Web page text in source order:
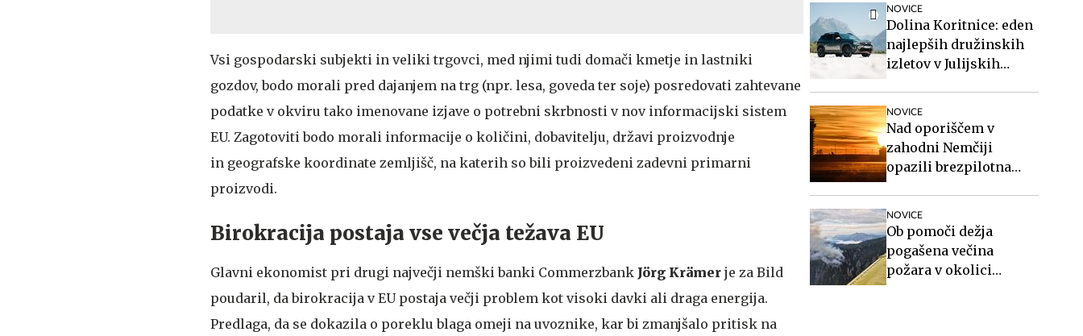
Vsi gospodarski subjekti in veliki trgovci, med njimi tudi domači kmetje in lastniki
gozdov, bodo morali pred dajanjem na trg (npr. lesa, goveda ter soje) posredovati zahtevane
podatke v okviru tako imenovane izjave o potrebni skrbnosti v nov informacijski sistem
EU. Zagotoviti bodo morali informacije o količini, dobavitelju, državi proizvodnje
in geografske koordinate zemljišč, na katerih so bili proizvedeni zadevni primarni
proizvodi.
Birokracija postaja vse večja težava EU
Glavni ekonomist pri drugi največji nemški banki Commerzbank Jörg Krämer je za Bild
poudaril, da birokracija v EU postaja večji problem kot visoki davki ali draga energija.
Predlaga, da se dokazila o poreklu blaga omeji na uvoznike, kar bi zmanjšalo pritisk na
NOVICE
Dolina Koritnice: eden
najlepših družinskih
izletov v Julijskih
NOVICE
Nad oporiščem v
zahodni Nemčiji
opazili brezpilotna
NOVICE
Ob pomoči dežja
pogašena večina
požara v okolici